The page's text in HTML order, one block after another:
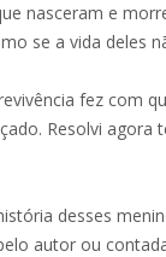
nasceram e
se a vida deles
fez com
Resolvi agora
desses
autor ou